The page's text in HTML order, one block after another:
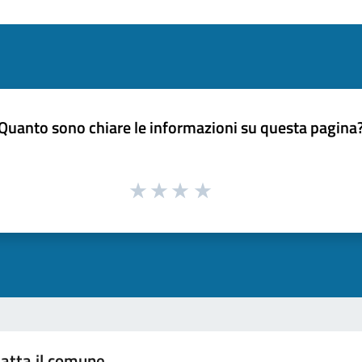
sono chiare le informazioni su questa